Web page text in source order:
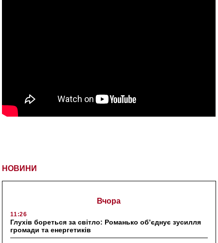
НОВИНИ
Вчора
11:26
Глухів бореться за світло: Романько об’єднує зусилля
громади та енергетиків